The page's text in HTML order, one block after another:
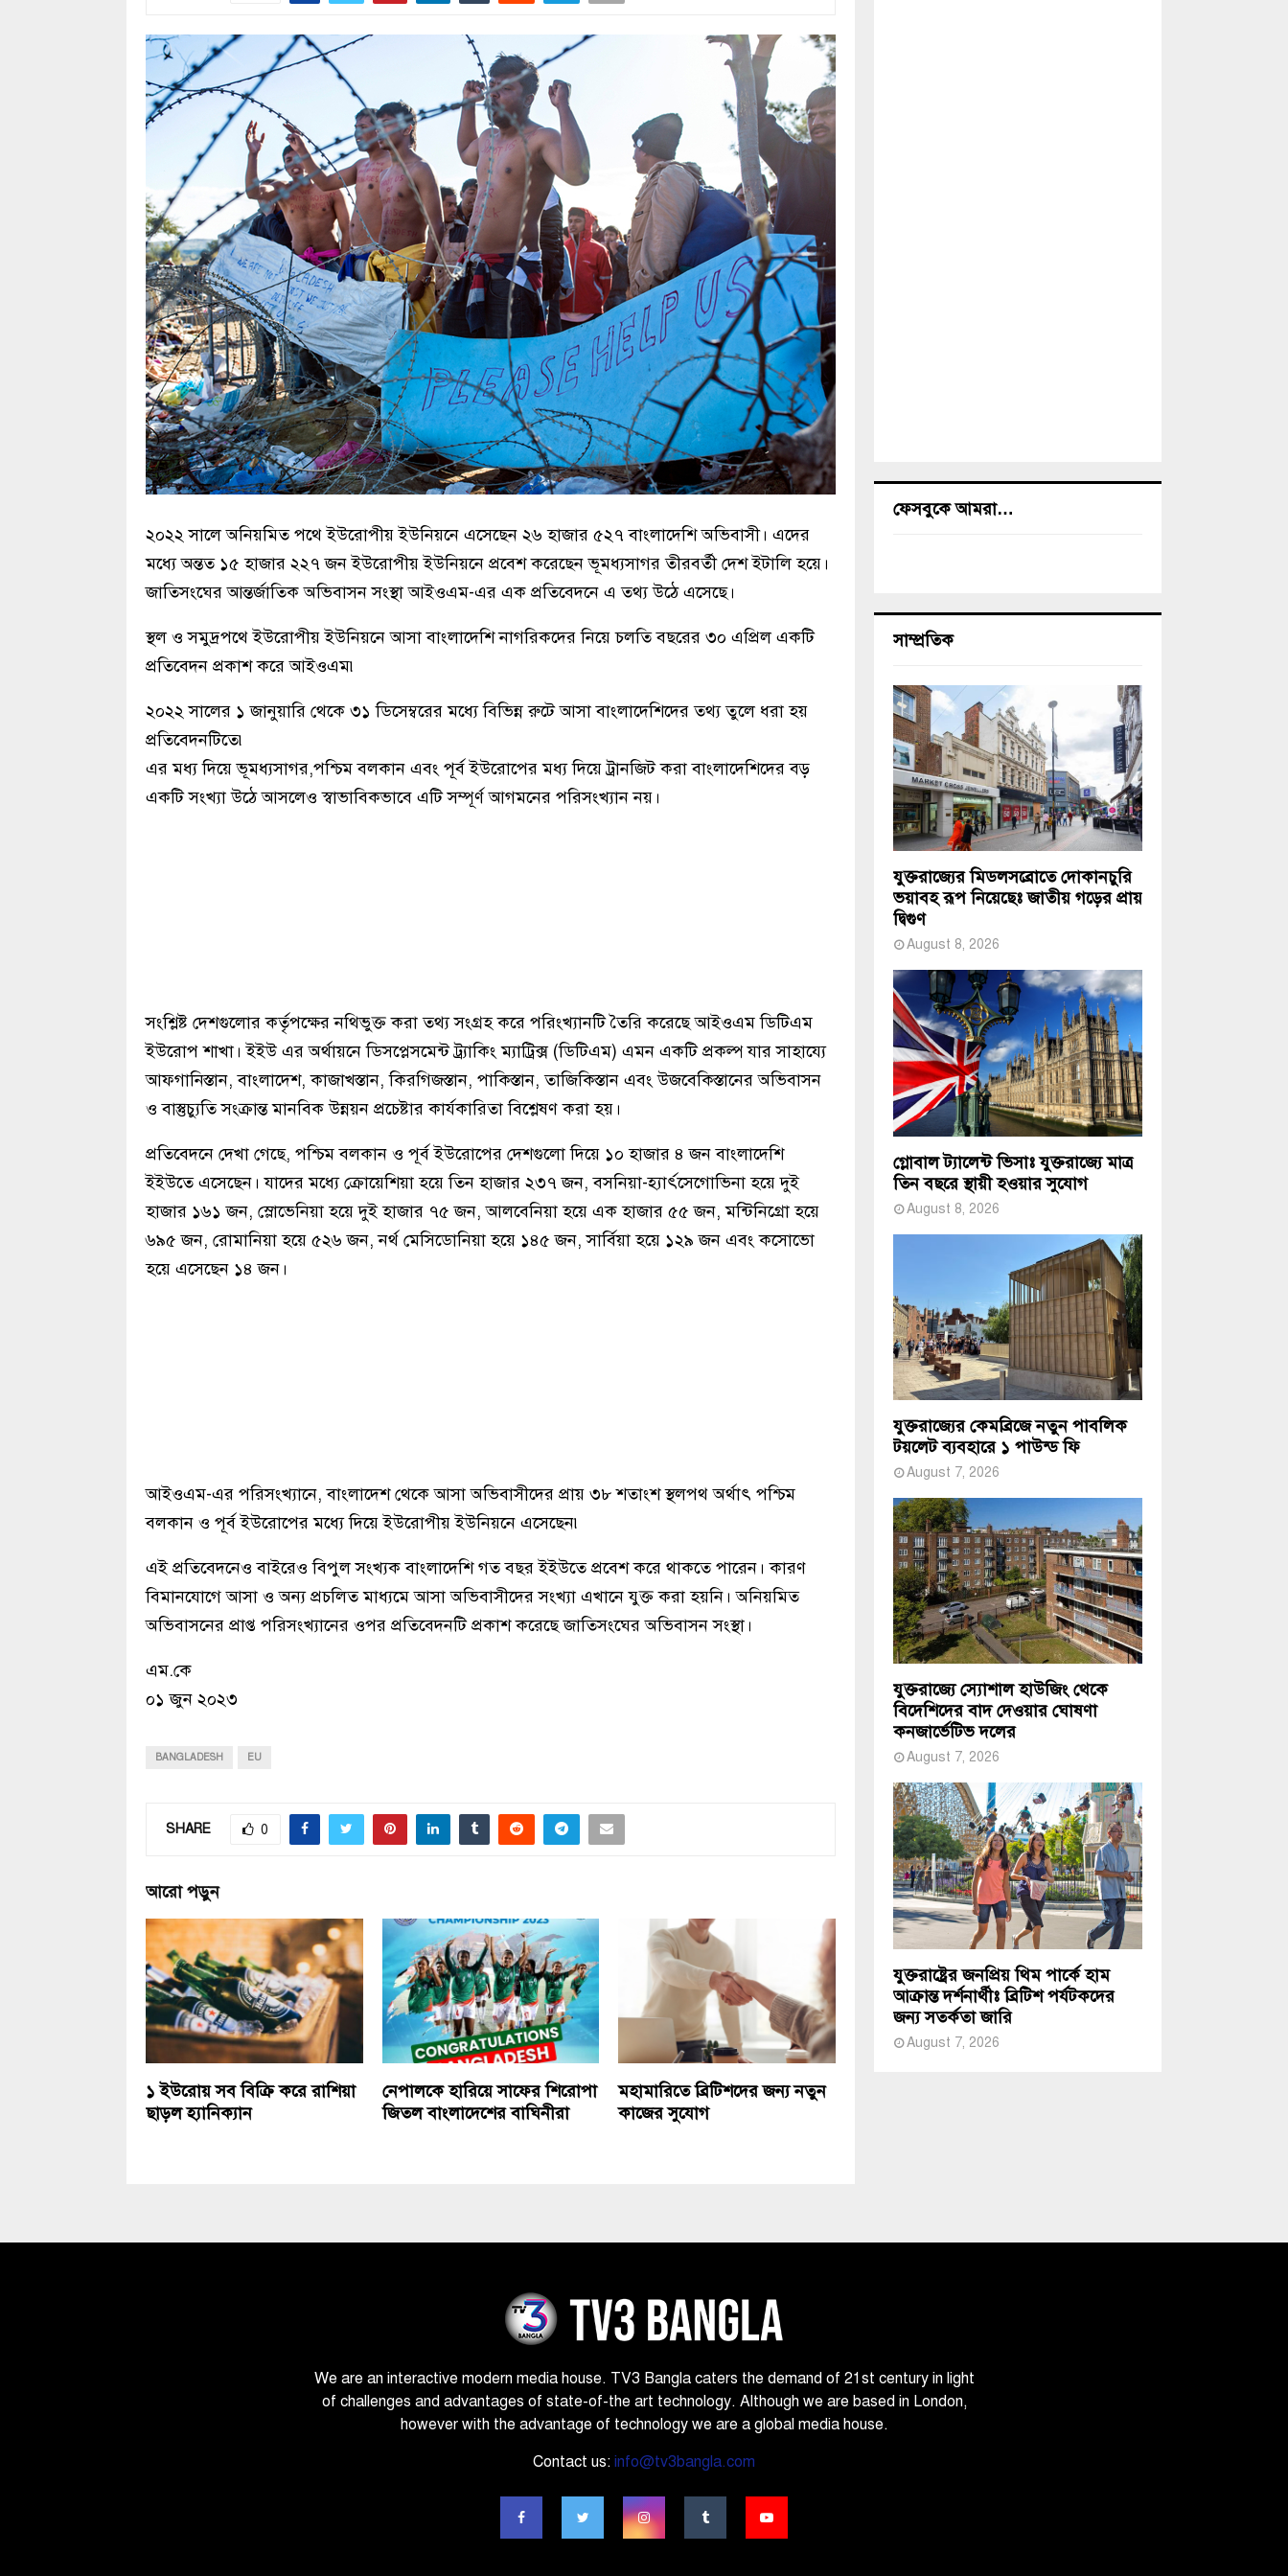
২০২২ সালে অনিয়মিত পথে ইউরোপীয় ইউনিয়নে এসেছেন ২৬ হাজার ৫২৭ বাংলাদেশি অভিবাসী। এদের
মধ্যে অন্তত ১৫ হাজার ২২৭ জন ইউরোপীয় ইউনিয়নে প্রবেশ করেছেন ভূমধ্যসাগর তীরবর্তী দেশ ইটালি হয়ে।
জাতিসংঘের আন্তর্জাতিক অভিবাসন সংস্থা আইওএম-এর এক প্রতিবেদনে এ তথ্য উঠে এসেছে।
স্থল ও সমুদ্রপথে ইউরোপীয় ইউনিয়নে আসা বাংলাদেশি নাগরিকদের নিয়ে চলতি বছরের ৩০ এপ্রিল একটি
প্রতিবেদন প্রকাশ করে আইওএম৷
২০২২ সালের ১ জানুয়ারি থেকে ৩১ ডিসেম্বরের মধ্যে বিভিন্ন রুটে আসা বাংলাদেশিদের তথ্য তুলে ধরা হয়
প্রতিবেদনটিতে৷
এর মধ্য দিয়ে ভূমধ্যসাগর,পশ্চিম বলকান এবং পূর্ব ইউরোপের মধ্য দিয়ে ট্রানজিট করা বাংলাদেশিদের বড়
একটি সংখ্যা উঠে আসলেও স্বাভাবিকভাবে এটি সম্পূর্ণ আগমনের পরিসংখ্যান নয়।
সংশ্লিষ্ট দেশগুলোর কর্তৃপক্ষের নথিভুক্ত করা তথ্য সংগ্রহ করে পরিংখ্যানটি তৈরি করেছে আইওএম ডিটিএম
ইউরোপ শাখা। ইইউ এর অর্থায়নে ডিসপ্লেসমেন্ট ট্র্যাকিং ম্যাট্রিক্স (ডিটিএম) এমন একটি প্রকল্প যার সাহায্যে
আফগানিস্তান, বাংলাদেশ, কাজাখস্তান, কিরগিজস্তান, পাকিস্তান, তাজিকিস্তান এবং উজবেকিস্তানের অভিবাসন
ও বাস্তুচ্যুতি সংক্রান্ত মানবিক উন্নয়ন প্রচেষ্টার কার্যকারিতা বিশ্লেষণ করা হয়।
প্রতিবেদনে দেখা গেছে, পশ্চিম বলকান ও পূর্ব ইউরোপের দেশগুলো দিয়ে ১০ হাজার ৪ জন বাংলাদেশি
ইইউতে এসেছেন। যাদের মধ্যে ক্রোয়েশিয়া হয়ে তিন হাজার ২৩৭ জন, বসনিয়া-হ্যার্ৎসেগোভিনা হয়ে দুই
হাজার ১৬১ জন, স্লোভেনিয়া হয়ে দুই হাজার ৭৫ জন, আলবেনিয়া হয়ে এক হাজার ৫৫ জন, মন্টিনিগ্রো হয়ে
৬৯৫ জন, রোমানিয়া হয়ে ৫২৬ জন, নর্থ মেসিডোনিয়া হয়ে ১৪৫ জন, সার্বিয়া হয়ে ১২৯ জন এবং কসোভো
হয়ে এসেছেন ১৪ জন।
আইওএম-এর পরিসংখ্যানে, বাংলাদেশ থেকে আসা অভিবাসীদের প্রায় ৩৮ শতাংশ স্থলপথ অর্থাৎ পশ্চিম
বলকান ও পূর্ব ইউরোপের মধ্যে দিয়ে ইউরোপীয় ইউনিয়নে এসেছেন৷
এই প্রতিবেদনেও বাইরেও বিপুল সংখ্যক বাংলাদেশি গত বছর ইইউতে প্রবেশ করে থাকতে পারেন। কারণ
বিমানযোগে আসা ও অন্য প্রচলিত মাধ্যমে আসা অভিবাসীদের সংখ্যা এখানে যুক্ত করা হয়নি। অনিয়মিত
অভিবাসনের প্রাপ্ত পরিসংখ্যানের ওপর প্রতিবেদনটি প্রকাশ করেছে জাতিসংঘের অভিবাসন সংস্থা।
এম.কে
০১ জুন ২০২৩
BANGLADESH EU
SHARE 0
আরো পড়ুন
১ ইউরোয় সব বিক্রি করে রাশিয়া
ছাড়ল হ্যানিক্যান
নেপালকে হারিয়ে সাফের শিরোপা
জিতল বাংলাদেশের বাঘিনীরা
মহামারিতে ব্রিটিশদের জন্য নতুন
কাজের সুযোগ
ফেসবুকে আমরা…
সাম্প্রতিক
যুক্তরাজ্যের মিডলসব্রোতে দোকানচুরি
ভয়াবহ রূপ নিয়েছেঃ জাতীয় গড়ের প্রায়
দ্বিগুণ
August 8, 2026
গ্লোবাল ট্যালেন্ট ভিসাঃ যুক্তরাজ্যে মাত্র
তিন বছরে স্থায়ী হওয়ার সুযোগ
August 8, 2026
যুক্তরাজ্যের কেমব্রিজে নতুন পাবলিক
টয়লেট ব্যবহারে ১ পাউন্ড ফি
August 7, 2026
যুক্তরাজ্যে স্যোশাল হাউজিং থেকে
বিদেশিদের বাদ দেওয়ার ঘোষণা
কনজার্ভেটিভ দলের
August 7, 2026
যুক্তরাষ্ট্রের জনপ্রিয় থিম পার্কে হাম
আক্রান্ত দর্শনার্থীঃ ব্রিটিশ পর্যটকদের
জন্য সতর্কতা জারি
August 7, 2026
We are an interactive modern media house. TV3 Bangla caters the demand of 21st century in light
of challenges and advantages of state-of-the art technology. Although we are based in London,
however with the advantage of technology we are a global media house.
Contact us: info@tv3bangla.com